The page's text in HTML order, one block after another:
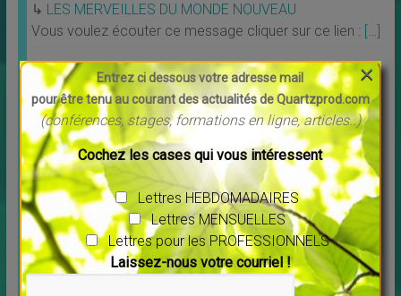
↳ LES MERVEILLES DU MONDE NOUVEAU
Vous voulez écouter ce message cliquer sur ce lien : […]
Décide ou décède par Karine Van Cayzeele
LES MERVEILLES DU MONDE NOUVEAU,Livres
Entrez ci dessous votre adresse mail
pour être tenu au courant des actualités de Quartzprod.com
(conférences, stages, formations en ligne, articles..)
Cochez les cases qui vous intéressent
Lettres HEBDOMADAIRES
Lettres MENSUELLES
Lettres pour les PROFESSIONNELS
Laissez-nous votre courriel !
×